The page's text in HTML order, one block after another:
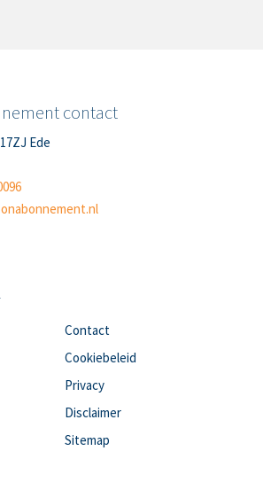
contact
Ede
Contact
Cookiebeleid
Privacy
Disclaimer
Sitemap